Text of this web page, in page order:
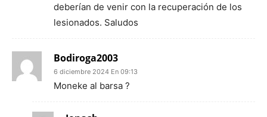
deberían de venir con la recuperación de los
lesionados. Saludos
Bodiroga2003
6 diciembre 2024 En 09:13
Moneke al barsa ?